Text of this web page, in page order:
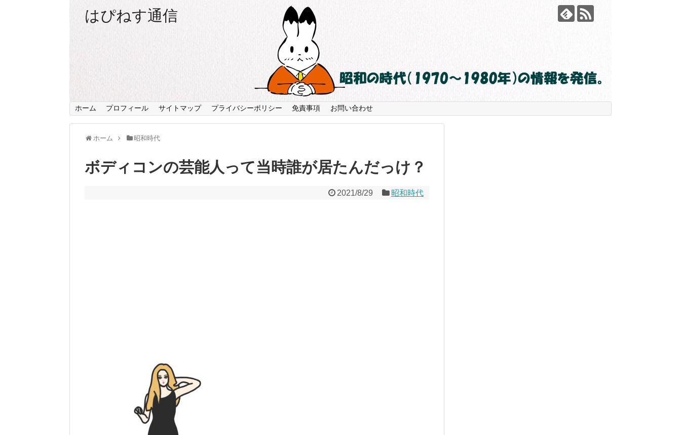
はぴねす通信
ホーム プロフィール サイトマップ プライバシーポリシー 免責事項 お問い合わせ
ホーム 昭和時代
ボディコンの芸能人って当時誰が居たんだっけ？
2021/8/29 昭和時代